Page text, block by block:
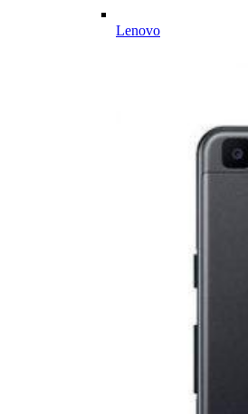
Lenovo